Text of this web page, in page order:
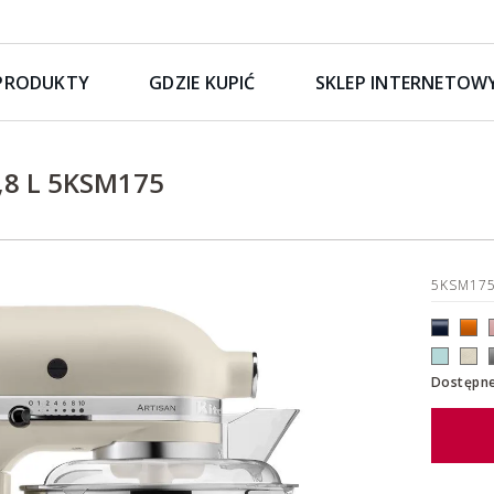
GDZIE KUPIĆ SKLEP
L 5KSM175